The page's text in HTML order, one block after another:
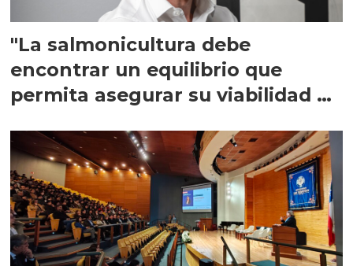
"La salmonicultura debe
encontrar un equilibrio que
permita asegurar su viabilidad de